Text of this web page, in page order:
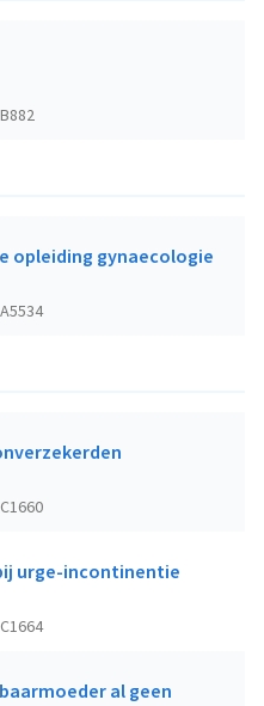
opleiding gynaecologie
urge-incontinentie
al geen